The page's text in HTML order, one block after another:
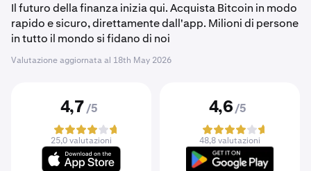
Il futuro della finanza inizia qui. Acquista Bitcoin in modo
rapido e sicuro, direttamente dall'app. Milioni di persone
in tutto il mondo si fidano di noi
Valutazione aggiornata al 18th May 2026
4,7 /5
25,0 valutazioni
4,6 /5
48,8 valutazioni